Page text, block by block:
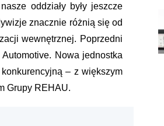
oddziały były jeszcze
znacznie różnią się od
wewnętrznej. Poprzedni
Nowa jednostka
– z większym
Grupy REHAU.